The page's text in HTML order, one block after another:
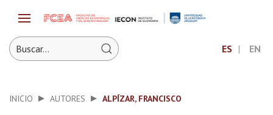
ES EN
INICIO AUTORES ALPÍZAR, FRANCISCO